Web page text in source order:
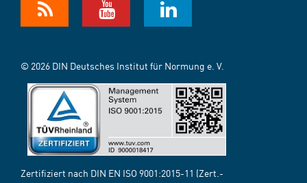
© 2026 DIN Deutsches Institut für Normung e. V.
Zertifiziert nach DIN EN ISO 9001:2015-11 (Zert.-